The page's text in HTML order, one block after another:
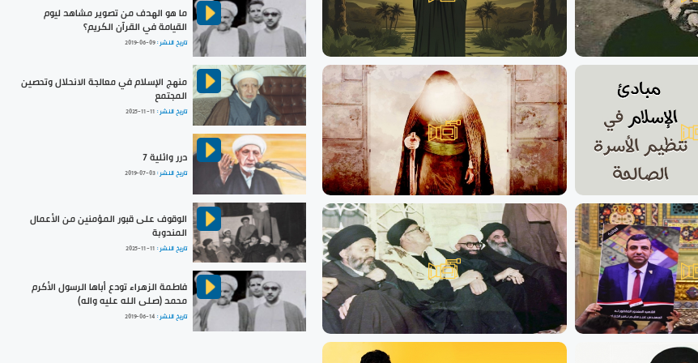
ما هو الهدف من تصوير مشاهد ليوم
القيامة في القرآن الكريم؟
تاريخ النشر :2019-06-09
منهج الإسلام في معالجة الانحلال وتحصين
المجتمع
تاريخ النشر : 2025-11-11
درر وائلية 7
تاريخ النشر :2019-07-03
الوقوف على قبور المؤمنين من الأعمال
المندوبة
تاريخ النشر : 2025-11-11
فاطمة الزهراء تودع أباها الرسول الأكرم
محمد (صلى الله عليه واله)
تاريخ النشر : 2019-06-14